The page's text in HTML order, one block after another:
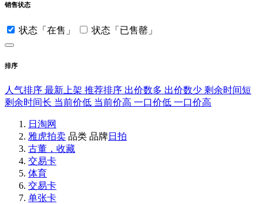
销售状态
状态「在售」 状态「已售罄」
排序
人气排序 最新上架 推荐排序 出价数多 出价数少 剩余时间短
剩余时间长 当前价低 当前价高 一口价低 一口价高
日淘网
雅虎拍卖 品类 品牌日拍
古董，收藏
交易卡
体育
交易卡
单张卡